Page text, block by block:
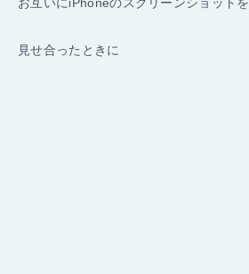
見せ合ったときに